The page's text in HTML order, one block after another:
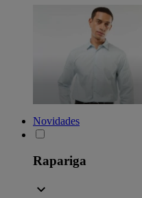
Novidades
Rapariga